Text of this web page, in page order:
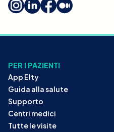
PER I PAZIENTI
App Elty
Guida alla salute
Supporto
Centri medici
Tutte le visite